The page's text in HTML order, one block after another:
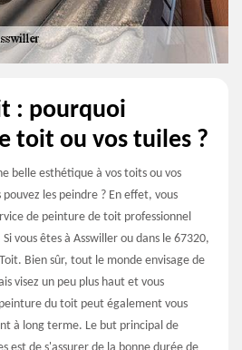
: pourquoi
toit ou vos tuiles ?
belle esthétique à vos toits ou vos
les peindre ? En effet, vous
de peinture de toit professionnel
vous êtes à Asswiller ou dans le 67320,
Bien sûr, tout le monde envisage de
visez un peu plus haut et vous
du toit peut également vous
à long terme. Le but principal de